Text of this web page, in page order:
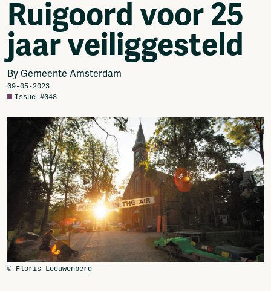
Video
Podcasts
Network
About
Contact
Subscribe
Jobs / Internships
Shop
Donate
Advertise
Solidariteitsfonds
Projects
Ventilator Cinema
Anderworld Records
Rad-Ish
Webdocu Collectief Eigendom
Ruigoord voor 25
jaar veiliggesteld
By Gemeente Amsterdam
09-05-2023
Issue #048